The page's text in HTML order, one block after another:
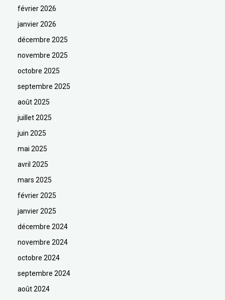
février 2026
janvier 2026
décembre 2025
novembre 2025
octobre 2025
septembre 2025
août 2025
juillet 2025
juin 2025
mai 2025
avril 2025
mars 2025
février 2025
janvier 2025
décembre 2024
novembre 2024
octobre 2024
septembre 2024
août 2024